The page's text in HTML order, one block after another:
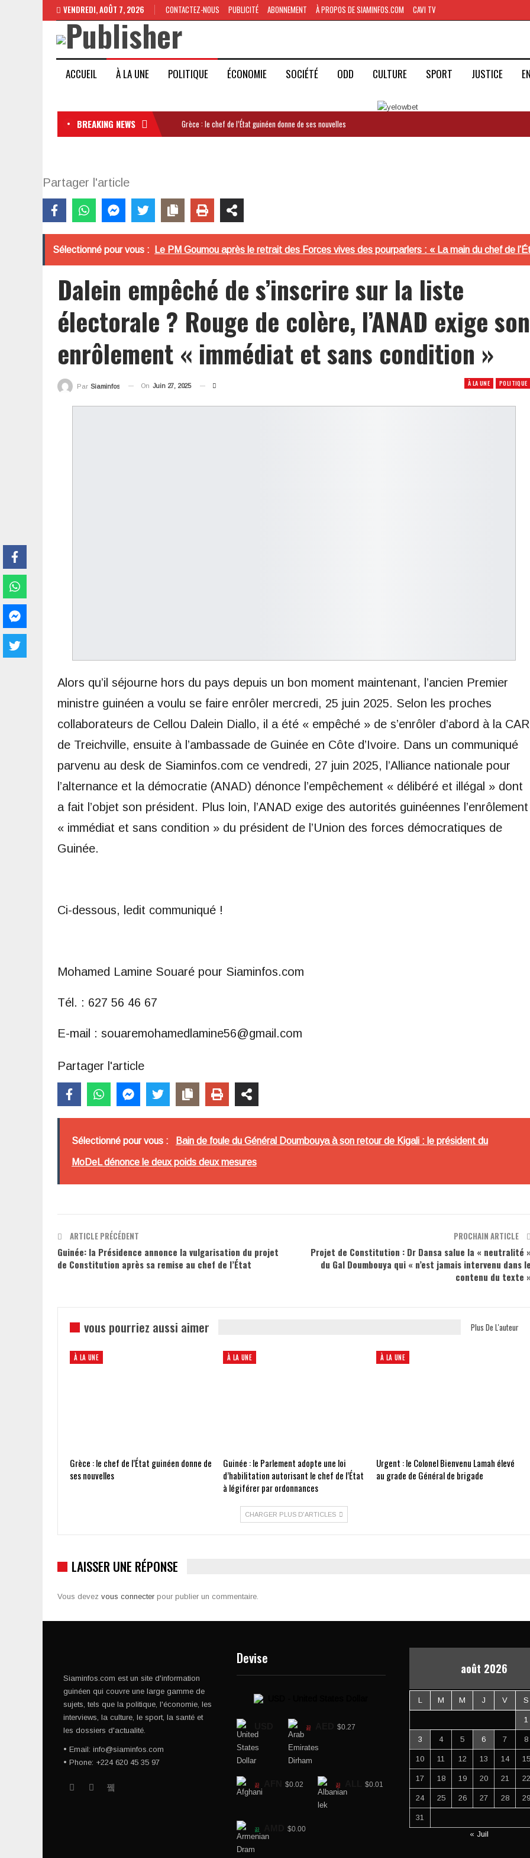
VENDREDI, AOÛT 7, 2026 CONTACTEZ-NOUS PUBLICITÉ ABONNEMENT À PROPOS DE SIAMINFOS.COM CAVI TV
ACCUEIL À LA UNE POLITIQUE ÉCONOMIE SOCIÉTÉ ODD CULTURE SPORT JUSTICE
BREAKING NEWS Grèce : le chef de l’État guinéen donne de ses nouvelles
Partager l'article
Sélectionné pour vous : Le PM Goumou après le retrait des Forces vives des pourparlers : « La main du chef de
Dalein empêché de s’inscrire sur la liste
électorale ? Rouge de colère, l’ANAD exige son
enrôlement « immédiat et sans condition »
À LA UNE POLITIQUE
Par Siaminfos On Juin 27, 2025
Alors qu’il séjourne hors du pays depuis un bon moment maintenant, l’ancien Premier
ministre guinéen a voulu se faire enrôler mercredi, 25 juin 2025. Selon les proches
collaborateurs de Cellou Dalein Diallo, il a été « empêché » de s’enrôler d’abord à la CAR
de Treichville, ensuite à l’ambassade de Guinée en Côte d’Ivoire. Dans un communiqué
parvenu au desk de Siaminfos.com ce vendredi, 27 juin 2025, l’Alliance nationale pour
l’alternance et la démocratie (ANAD) dénonce l’empêchement « délibéré et illégal » dont
a fait l’objet son président. Plus loin, l’ANAD exige des autorités guinéennes l’enrôlement
« immédiat et sans condition » du président de l’Union des forces démocratiques de
Guinée.
Ci-dessous, ledit communiqué !
Mohamed Lamine Souaré pour Siaminfos.com
Tél. : 627 56 46 67
E-mail : souaremohamedlamine56@gmail.com
Partager l'article
Sélectionné pour vous : Bain de foule du Général Doumbouya à son retour de Kigali : le président du
MoDeL dénonce le deux poids deux mesures
ARTICLE PRÉCÉDENT
Guinée: la Présidence annonce la vulgarisation du projet
de Constitution après sa remise au chef de l’État
PROCHAIN ARTICLE
Projet de Constitution : Dr Dansa salue la « neutralité »
du Gal Doumbouya qui « n’est jamais intervenu dans le
contenu du texte »
vous pourriez aussi aimer Plus De L'auteur
À LA UNE
Grèce : le chef de l’État guinéen donne de
ses nouvelles
À LA UNE
Guinée : le Parlement adopte une loi
d’habilitation autorisant le chef de l’État
à légiférer par ordonnances
À LA UNE
Urgent : le Colonel Bienvenu Lamah élevé
au grade de Général de brigade
CHARGER PLUS D'ARTICLES
LAISSER UNE RÉPONSE
Vous devez vous connecter pour publier un commentaire.
Siaminfos.com est un site d'information
guinéen qui couvre une large gamme de
sujets, tels que la politique, l'économie, les
interviews, la culture, le sport, la santé et
les dossiers d'actualité.
• Email: info@siaminfos.com
• Phone: +224 620 45 35 97
Devise
$0.27
$0.02 $0.01
$0.00
août 2026
L M M J V S
1
3 4 5 6 7 8
10 11 12 13 14 15
17 18 19 20 21 22
24 25 26 27 28 29
31
« Juil